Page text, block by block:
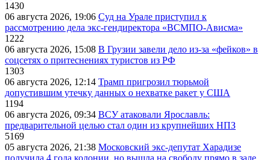
1430
06 августа 2026, 19:06 Суд на Урале приступил к
рассмотрению дела экс-гендиректора «ВСМПО-Ависма»
1222
06 августа 2026, 15:08 В Грузии завели дело из-за «фейков» в
соцсетях о притеснениях туристов из РФ
1303
06 августа 2026, 12:14 Трамп пригрозил тюрьмой
допустившим утечку данных о нехватке ракет у США
1194
06 августа 2026, 09:34 ВСУ атаковали Ярославль:
предварительной целью стал один из крупнейших НПЗ
5169
05 августа 2026, 21:38 Московский экс-депутат Харадизе
получила 4 года колонии, но вышла на свободу прямо в зале